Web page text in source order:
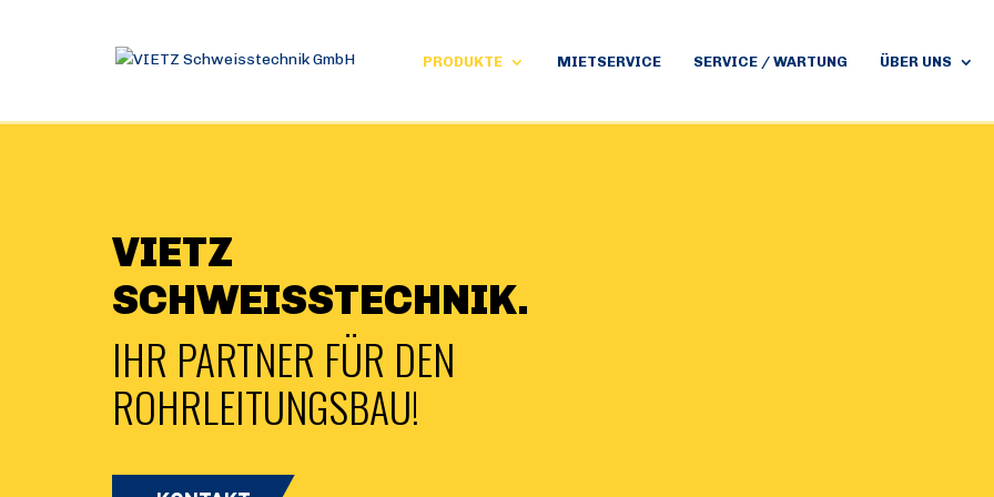
PRODUKTE MIETSERVICE SERVICE / WARTUNG ÜBER UNS
VIETZ
SCHWEISSTECHNIK.
IHR PARTNER FÜR DEN
ROHRLEITUNGSBAU!